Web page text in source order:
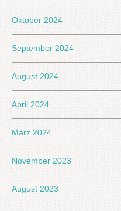
Oktober 2024
September 2024
August 2024
April 2024
März 2024
November 2023
August 2023